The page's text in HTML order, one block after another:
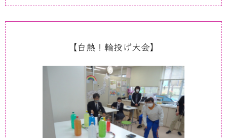
【白熱！輪投げ大会】